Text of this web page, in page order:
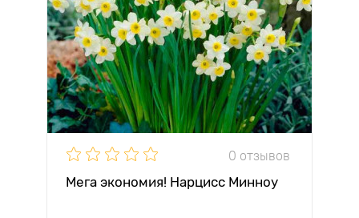
0 отзывов
Мега экономия! Нарцисс Минноу